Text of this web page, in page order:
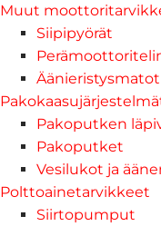
Muut
Siipipyörät
Pakoputken
Pakoputket
Vesilukot ja
Polttoainetarvikkeet
Siirtopumput